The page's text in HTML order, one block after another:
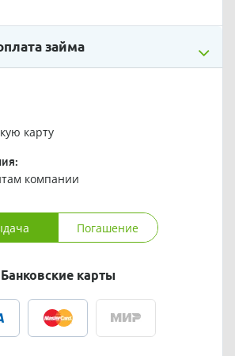
займа
карту
компании
Погашение
Банковские карты